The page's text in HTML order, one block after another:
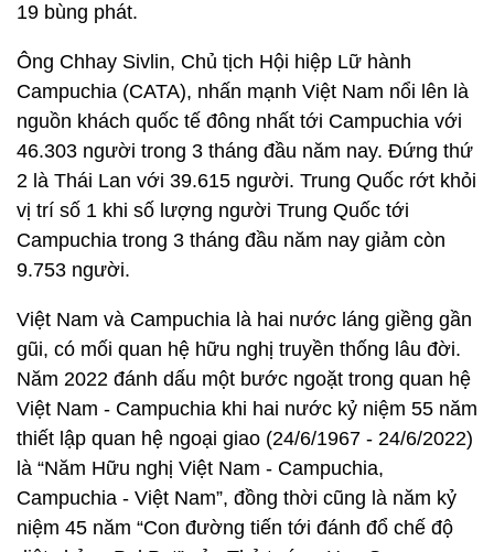
19 bùng phát.
Ông Chhay Sivlin, Chủ tịch Hội hiệp Lữ hành
Campuchia (CATA), nhấn mạnh Việt Nam nổi lên là
nguồn khách quốc tế đông nhất tới Campuchia với
46.303 người trong 3 tháng đầu năm nay. Đứng thứ
2 là Thái Lan với 39.615 người. Trung Quốc rớt khỏi
vị trí số 1 khi số lượng người Trung Quốc tới
Campuchia trong 3 tháng đầu năm nay giảm còn
9.753 người.
Việt Nam và Campuchia là hai nước láng giềng gần
gũi, có mối quan hệ hữu nghị truyền thống lâu đời.
Năm 2022 đánh dấu một bước ngoặt trong quan hệ
Việt Nam - Campuchia khi hai nước kỷ niệm 55 năm
thiết lập quan hệ ngoại giao (24/6/1967 - 24/6/2022)
là “Năm Hữu nghị Việt Nam - Campuchia,
Campuchia - Việt Nam”, đồng thời cũng là năm kỷ
niệm 45 năm “Con đường tiến tới đánh đổ chế độ